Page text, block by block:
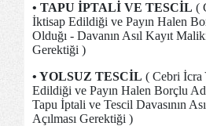
• TAPU İPTALİ VE TESCİL (
İktisap Edildiği ve Payın Halen
Olduğı - Davanın Asıl Kayıt
Gerektiği )
• YOLSUZ TESCİL ( Cebri İcra
Edildiği ve Payın Halen Borçlu
Tapu İptali ve Tescil Davasının
Açılması Gerektiği )